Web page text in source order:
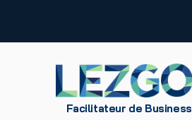
Facilitateur de Business